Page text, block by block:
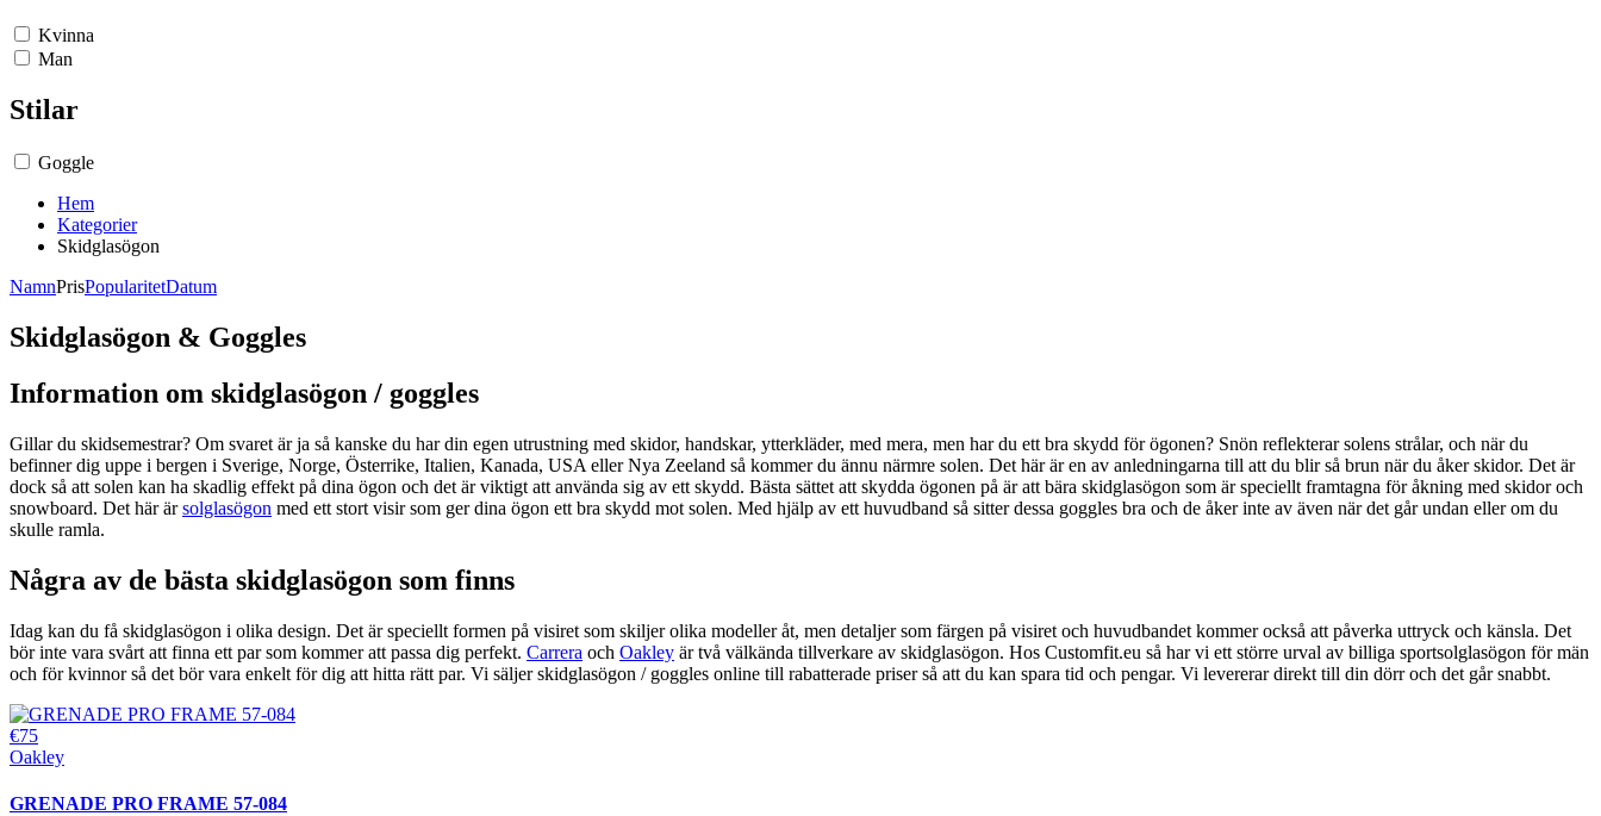
Kvinna
Man
Stilar
Goggle
Hem
Kategorier
Skidglasögon
NamnPrisPopularitetDatum
Skidglasögon & Goggles
Information om skidglasögon / goggles
Gillar du skidsemestrar? Om svaret är ja så kanske du har din egen utrustning med skidor, handskar, ytterkläder, med mera, men har du ett bra skydd för ögonen? Snön reflekterar solens strålar, och när du
befinner dig uppe i bergen i Sverige, Norge, Österrike, Italien, Kanada, USA eller Nya Zeeland så kommer du ännu närmre solen. Det här är en av anledningarna till att du blir så brun när du åker skidor. Det är
dock så att solen kan ha skadlig effekt på dina ögon och det är viktigt att använda sig av ett skydd. Bästa sättet att skydda ögonen på är att bära skidglasögon som är speciellt framtagna för åkning med skidor och
snowboard. Det här ärsolglasögon med ett stort visir som ger dina ögon ett bra skydd mot solen. Med hjälp av ett huvudband så sitter dessa goggles bra och de åker inte av även när det går undan eller om du
skulle ramla.
Några av de bästa skidglasögon som finns
Idag kan du få skidglasögon i olika design. Det är speciellt formen på visiret som skiljer olika modeller åt, men detaljer som färgen på visiret och huvudbandet kommer också att påverka uttryck och känsla. Det
bör inte vara svårt att finna ett par som kommer att passa dig perfekt. Carrera och Oakley är två välkända tillverkare av skidglasögon. Hos Customfit.eu så har vi ett större urval av billiga sportsolglasögon för män
och för kvinnor så det bör vara enkelt för dig att hitta rätt par. Vi säljer skidglasögon / goggles online till rabatterade priser så att du kan spara tid och pengar. Vi levererar direkt till din dörr och det går snabbt.
€75
Oakley
GRENADE PRO FRAME 57-084